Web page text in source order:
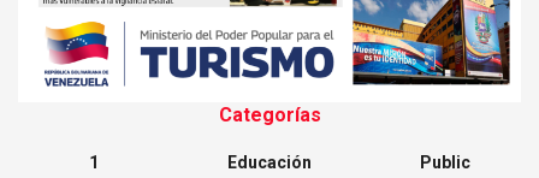
Categorías
1
Educación
Public